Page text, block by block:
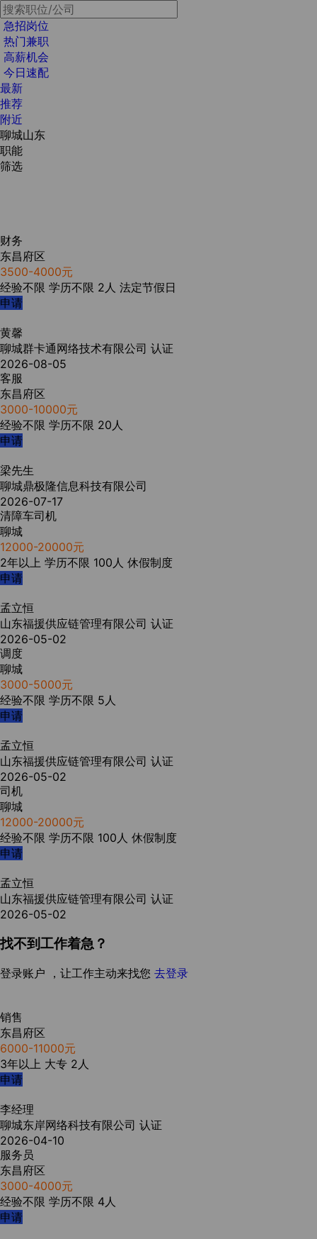
急招岗位
热门兼职
高薪机会
今日速配
最新
推荐
附近
聊城山东
职能
筛选
财务
东昌府区
3500-4000元
经验不限 学历不限 2人 法定节假日
申请
黄馨
聊城群卡通网络技术有限公司 认证
2026-08-05
客服
东昌府区
3000-10000元
经验不限 学历不限 20人
申请
梁先生
聊城鼎极隆信息科技有限公司
2026-07-17
清障车司机
聊城
12000-20000元
2年以上 学历不限 100人 休假制度
申请
孟立恒
山东福援供应链管理有限公司 认证
2026-05-02
调度
聊城
3000-5000元
经验不限 学历不限 5人
申请
孟立恒
山东福援供应链管理有限公司 认证
2026-05-02
司机
聊城
12000-20000元
经验不限 学历不限 100人 休假制度
申请
孟立恒
山东福援供应链管理有限公司 认证
2026-05-02
找不到工作着急？
登录账户 ，让工作主动来找您 去登录
销售
东昌府区
6000-11000元
3年以上 大专 2人
申请
李经理
聊城东岸网络科技有限公司 认证
2026-04-10
服务员
东昌府区
3000-4000元
经验不限 学历不限 4人
申请